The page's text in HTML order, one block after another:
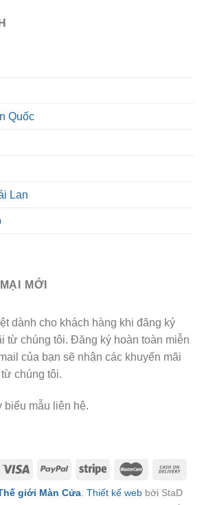
Quốc
Lan
MỚI
dành cho khách hàng khi đăng ký
từ chúng tôi. Đăng ký hoàn toàn miễn
của bạn sẽ nhận các khuyến mãi
chúng tôi.
biểu mẫu liên hệ.
giới Màn Cửa. Thiết kế webbởi StaD